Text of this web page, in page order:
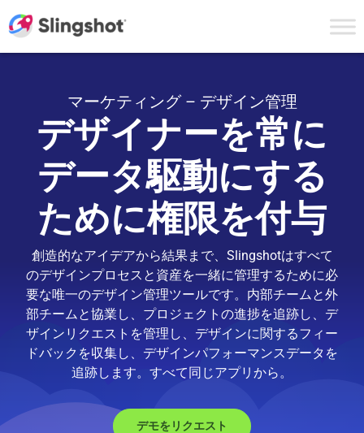
マーケティング – デザイン管理
デザイナーを常に
データ駆動にする
ために権限を付与
創造的なアイデアから結果まで、Slingshotはすべて
のデザインプロセスと資産を一緒に管理するために必
要な唯一のデザイン管理ツールです。内部チームと外
部チームと協業し、プロジェクトの進捗を追跡し、デ
ザインリクエストを管理し、デザインに関するフィー
ドバックを収集し、デザインパフォーマンスデータを
追跡します。すべて同じアプリから。
デモをリクエスト